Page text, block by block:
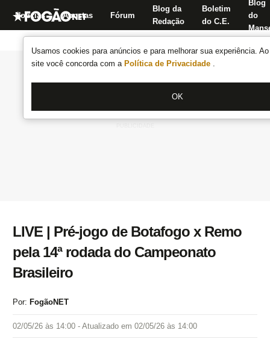
Usamos cookies para anúncios e para melhorar sua experiência.
site você concorda com a Política de Privacidade .
OK
Notícias Apostas Fórum
Blog da
Redação
Boletim
do C.E.
Blog
do
LIVE | Pré-jogo de Botafogo x Remo
pela 14ª rodada do Campeonato
Brasileiro
Por: FogãoNET
02/05/26 às 14:00 - Atualizado em 02/05/26 às 14:00